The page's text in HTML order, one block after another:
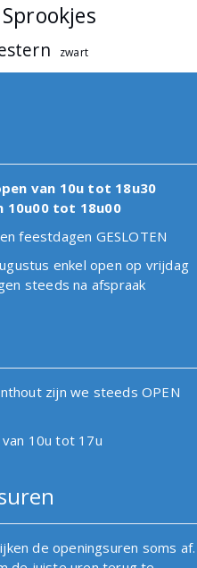
Sprookjes
zwart
van 10u tot 18u30
10u00 tot 18u00
feestdagen GESLOTEN
enkel open op vrijdag
steeds na afspraak
zijn we steeds OPEN
10u tot 17u
de openingsuren soms af.